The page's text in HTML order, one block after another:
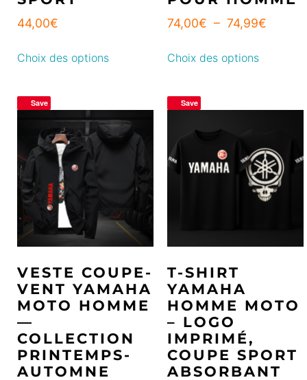
44,00€
Choix des options
74,00€ – 74,99€
Choix des options
Save
VESTE COUPE-
VENT YAMAHA
MOTO HOMME
—
COLLECTION
PRINTEMPS-
AUTOMNE
Save
T-SHIRT
YAMAHA
HOMME MOTO
– LOGO
IMPRIMÉ,
COUPE SPORT
ABSORBANT